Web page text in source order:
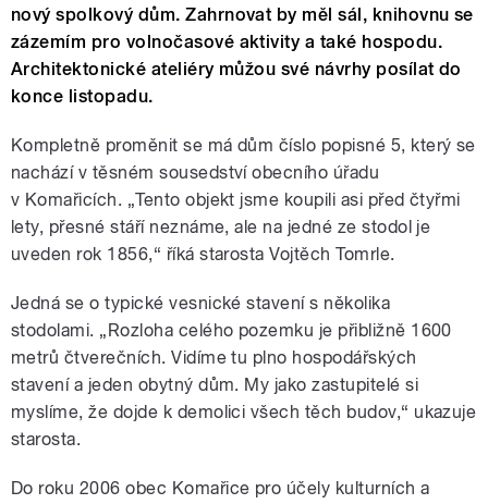
nový spolkový dům. Zahrnovat by měl sál, knihovnu se
zázemím pro volnočasové aktivity a také hospodu.
Architektonické ateliéry můžou své návrhy posílat do
konce listopadu.
Kompletně proměnit se má dům číslo popisné 5, který se
nachází v těsném sousedství obecního úřadu
v Komařicích. „Tento objekt jsme koupili asi před čtyřmi
lety, přesné stáří neznáme, ale na jedné ze stodol je
uveden rok 1856,“ říká starosta Vojtěch Tomrle.
Jedná se o typické vesnické stavení s několika
stodolami. „Rozloha celého pozemku je přibližně 1600
metrů čtverečních. Vidíme tu plno hospodářských
stavení a jeden obytný dům. My jako zastupitelé si
myslíme, že dojde k demolici všech těch budov,“ ukazuje
starosta.
Do roku 2006 obec Komařice pro účely kulturních a